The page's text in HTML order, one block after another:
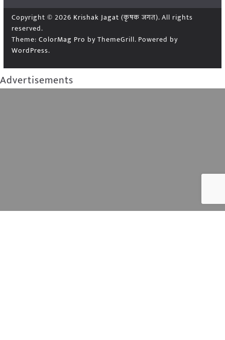
Copyright © 2026 Krishak Jagat (कृषक जगत). All rights
reserved.
Theme: ColorMag Pro by ThemeGrill. Powered by
WordPress.
Advertisements